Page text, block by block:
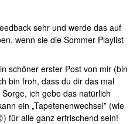
sehr und werde das auf
wenn sie die Sommer Playlist
schöner erster Post von mir (bin
bin froh, dass du dir das mal
ich gebe das natürlich
ein „Tapetenenwechsel” (wie
für alle ganz erfrischend sein!